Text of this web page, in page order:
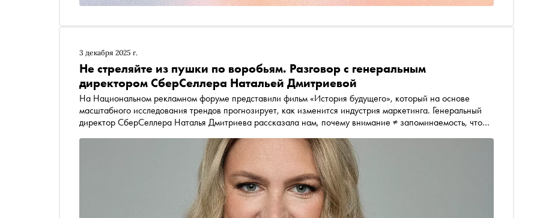
3 декабря 2025 г.
Не стреляйте из пушки по воробьям. Разговор с генеральным
директором СберСеллера Натальей Дмитриевой
На Национальном рекламном форуме представили фильм «История будущего», который на основе
масштабного исследования трендов прогнозирует, как изменится индустрия маркетинга. Генеральный
директор СберСеллера Наталья Дмитриева рассказала нам, почему внимание ≠ запоминаемость, что
человека будет цифровой двойник и умный холодильник